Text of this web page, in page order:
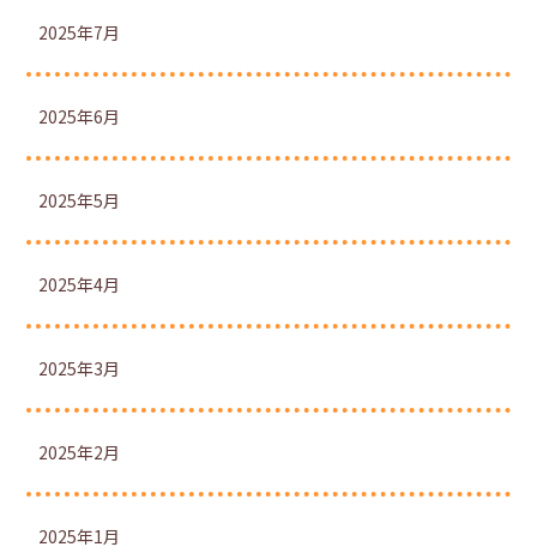
2025年7月
2025年6月
2025年5月
2025年4月
2025年3月
2025年2月
2025年1月